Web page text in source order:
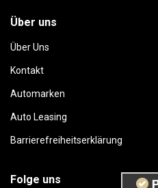
Über uns
Über Uns
Kontakt
Automarken
Auto Leasing
Barrierefreiheitserklärung
Folge uns